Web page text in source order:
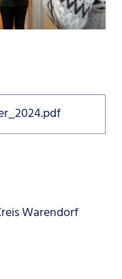
Warendorf